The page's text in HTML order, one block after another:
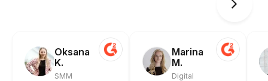
Oksana
K.
SMM
Marina
M.
Digital